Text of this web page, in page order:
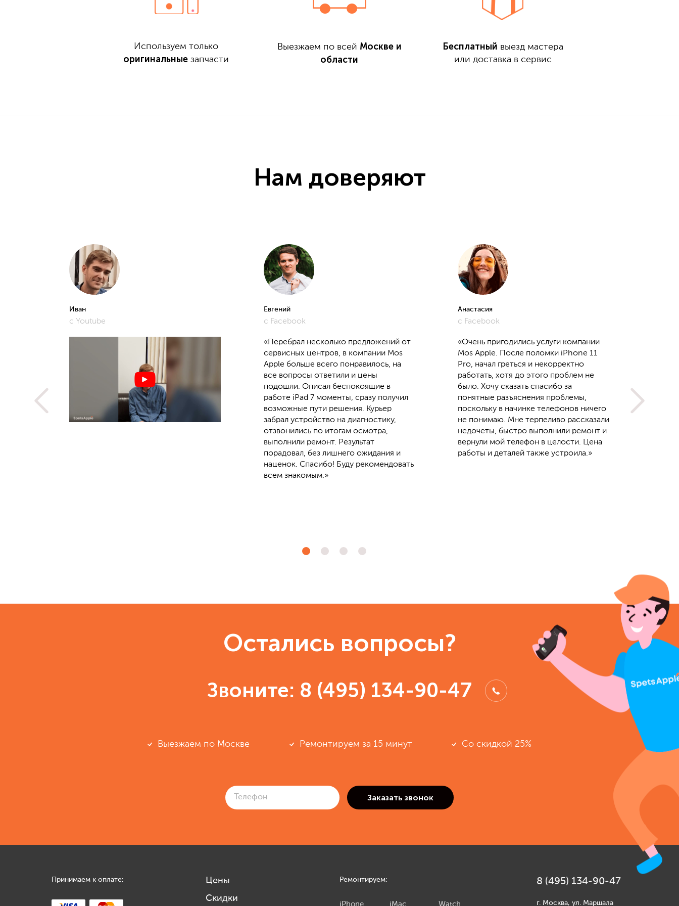
Используем только
оригинальные запчасти
Выезжаем по всей Москве и
области
Бесплатный выезд мастера
или доставка в сервис
Нам доверяют
Иван
с Youtube
Евгений
с Facebook
«Перебрал несколько предложений от
сервисных центров, в компании Mos
Apple больше всего понравилось, на
все вопросы ответили и цены
подошли. Описал беспокоящие в
работе iPad 7 моменты, сразу получил
возможные пути решения. Курьер
забрал устройство на диагностику,
отзвонились по итогам осмотра,
выполнили ремонт. Результат
порадовал, без лишнего ожидания и
наценок. Спасибо! Буду рекомендовать
всем знакомым.»
Анастасия
с Facebook
«Очень пригодились услуги компании
Mos Apple. После поломки iPhone 11
Pro, начал греться и некорректно
работать, хотя до этого проблем не
было. Хочу сказать спасибо за
понятные разъяснения проблемы,
поскольку в начинке телефонов ничего
не понимаю. Мне терпеливо рассказали
недочеты, быстро выполнили ремонт и
вернули мой телефон в целости. Цена
работы и деталей также устроила.»
Остались вопросы?
Звоните: 8 (495) 134-90-47
Выезжаем по Москве Ремонтируем за 15 минут Со скидкой 25%
Принимаем к оплате:
Цены
Скидки
Ремонтируем:
iPhone iMac Watch
8 (495) 134-90-47
г. Москва, ул. Маршала